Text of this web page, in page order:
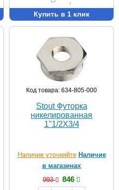
Купить в 1 клик
Код товара: 634-805-000
Stout Футорка
никелированная
1"1/2X3/4
Наличие уточняйте Наличие
в магазинах
993
846